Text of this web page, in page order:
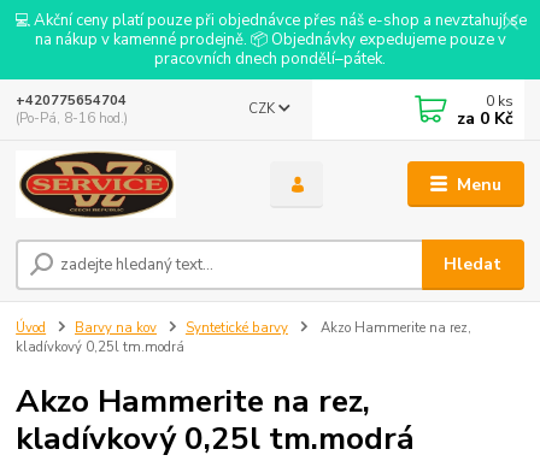
💻 Akční ceny platí pouze při objednávce přes náš e-shop a nevztahují se
na nákup v kamenné prodejně. 📦 Objednávky expedujeme pouze v
pracovních dnech pondělí–pátek.
Menu
CZK
Hledat
+420775654704
(Po-Pá, 8-16 hod.)
0 ks
za 0 Kč
Úvod Barvy na kov Syntetické barvy
Akzo Hammerite na rez,
kladívkový 0,25l tm.modrá
Akzo Hammerite na rez,
kladívkový 0,25l tm.modrá